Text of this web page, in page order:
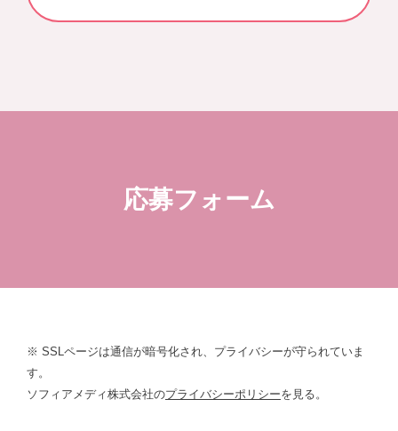
応募フォーム
※ SSLページは通信が暗号化され、プライバシーが守られていま
す。
ソフィアメディ株式会社のプライバシーポリシーを見る。